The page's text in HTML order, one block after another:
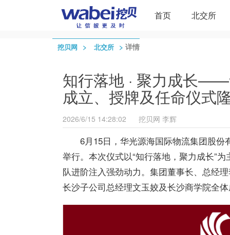
首页 北交所
挖贝网 > 北交所 > 详情
知行落地 · 聚力成长
成立、授牌及任命仪式
2026/6/15 14:28:02 挖贝网 李辉
6月15日， 华光源海国际物流集团股份
举行。本次仪式以“知行落地，聚力成长”
队进阶注入强劲动力。集团董事长、总经
长沙子公司总经理文玉姣及长沙商学院全